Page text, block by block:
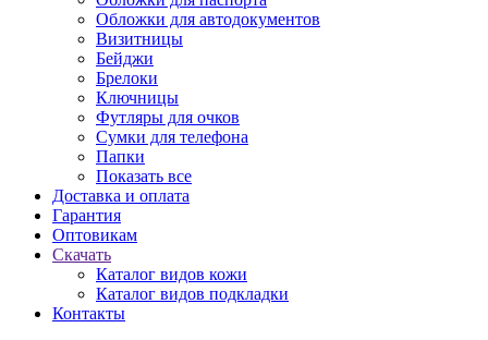
Обложки для автодокументов
Визитницы
Бейджи
Брелоки
Ключницы
Футляры для очков
Сумки для телефона
Папки
Показать все
Доставка и оплата
Гарантия
Оптовикам
Скачать
Каталог видов кожи
Каталог видов подкладки
Контакты